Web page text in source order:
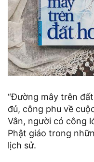
“Đường mây trên
đủ, công phu về
Vân, người có công
Phật giáo trong
lịch sử.